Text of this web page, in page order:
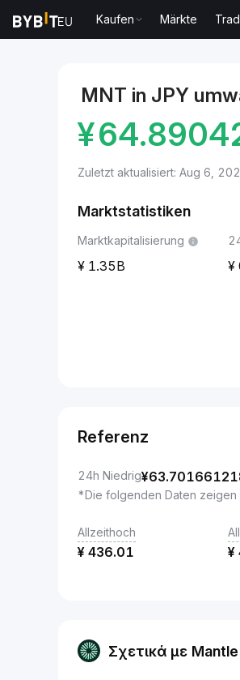
Kaufen Märkte
MNT in JPY
¥
Zuletzt aktualisiert: Aug 6,
Marktstatistiken
Marktkapitalisierung
1.35B
Referenz
24h Niedrig¥
*Die folgenden Daten zeigen
Allzeithoch
¥ 436.01 ¥
Σχετικά με